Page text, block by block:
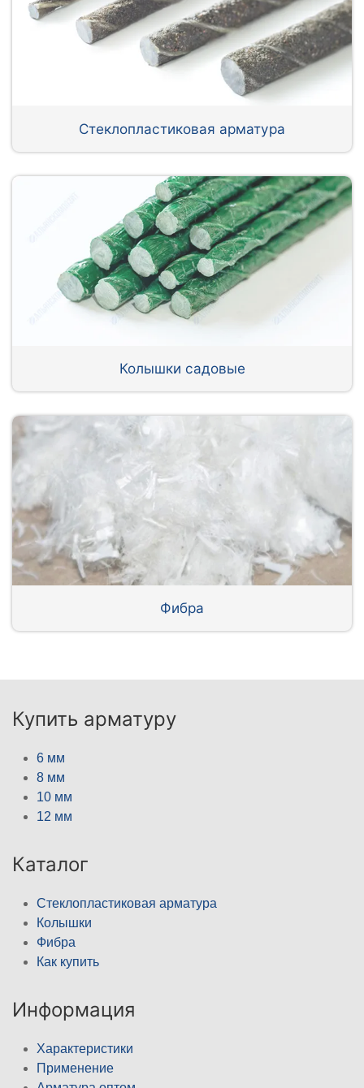
Стеклопластиковая арматура
Колышки садовые
Фибра
Купить арматуру
6 мм
8 мм
10 мм
12 мм
Каталог
Стеклопластиковая арматура
Колышки
Фибра
Как купить
Информация
Характеристики
Применение